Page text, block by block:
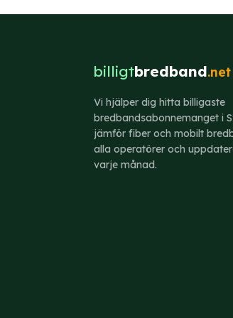
billigtbredband.net
Vi hjälper dig hitta billigaste
bredbandsabonnemanget i
jämför fiber och mobilt
alla operatörer och
varje månad.